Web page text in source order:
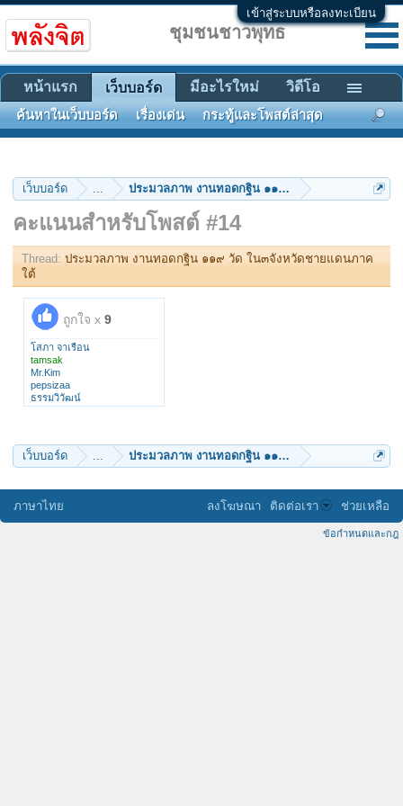
เข้าสู่ระบบหรือลงทะเบียน
เว็บบอร์ด ... ประมวลภาพ งานทอดกฐิน ๑๑๙ วัด ใน๓จังหวัดชายแด
คะแนนสำหรับโพสต์ #14
Thread: ประมวลภาพ งานทอดกฐิน ๑๑๙ วัด ใน๓จังหวัดชายแดนภาค
ใต้
ถูกใจ x 9
โสภา จาเรือน
tamsak
Mr.Kim
pepsizaa
ธรรมวิวัฒน์
tassanai_k
A&J
เว็บบอร์ด ... ประมวลภาพ งานทอดกฐิน ๑๑๙ วัด ใน๓จังหวัดชายแด
ชุมชนชาวพุทธ
หน้าแรก เว็บบอร์ด
ค้นหาในเว็บบอร์ด เรื่องเด่น กระทู้และโพสต์ล่าสุด
มีอะไรใหม่ วิดีโอ
ภาษาไทย ลงโฆษณา ติดต่อเรา ช่วยเหลือ
ข้อกำหนดและกฎ